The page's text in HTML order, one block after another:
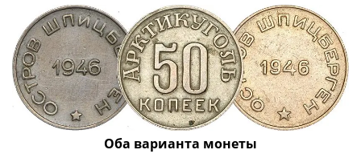
Памятные
Банкноты
мира
Австралия
Океания
Оба варианта монеты